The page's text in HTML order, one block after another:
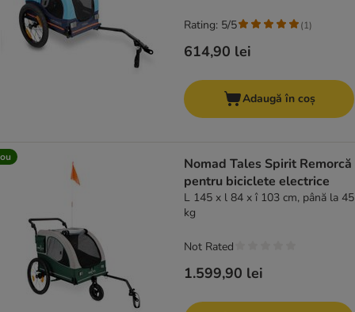
614,90 lei
Rating: 5/5 (1)
Adaugă în coș
Nomad Tales Spirit Remorcă
pentru biciclete electrice
L 145 x l 84 x î 103 cm, până la 45
kg
1.599,90 lei
Not Rated